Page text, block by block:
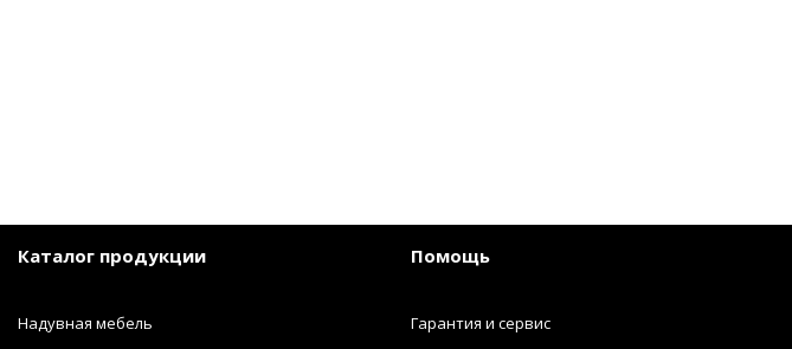
Каталог продукции
Надувная мебель
Помощь
Гарантия и сервис